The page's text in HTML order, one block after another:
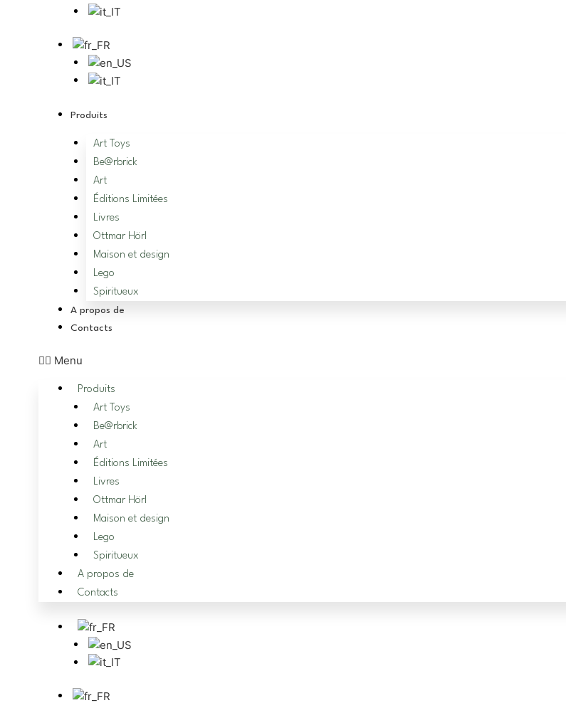
Produits
Art Toys
Be@rbrick
Art
Éditions Limitées
Livres
Ottmar Hörl
Maison et design
Lego
Spiritueux
A propos de
Contacts
Menu
Produits
Art Toys
Be@rbrick
Art
Éditions Limitées
Livres
Ottmar Hörl
Maison et design
Lego
Spiritueux
A propos de
Contacts